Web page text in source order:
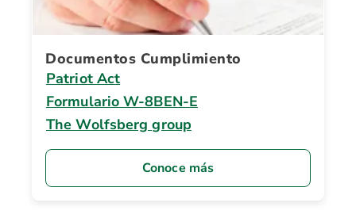
Documentos Cumplimiento
Patriot Act
Formulario W-8BEN-E
The Wolfsberg group
Conoce más